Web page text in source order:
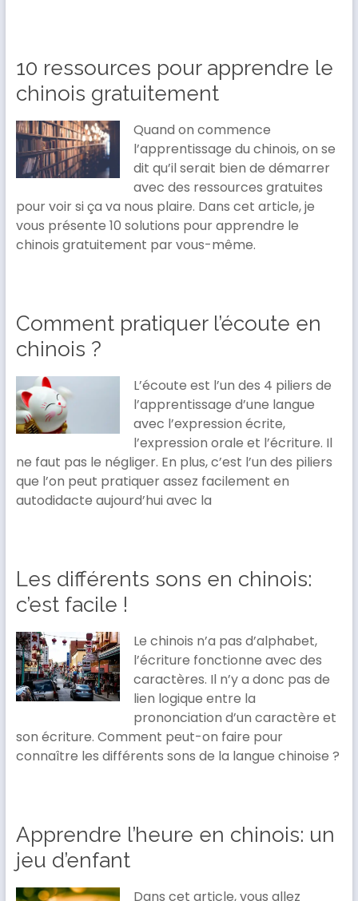
10 ressources pour apprendre le
chinois gratuitement
Quand on commence
l’apprentissage du chinois, on se
dit qu’il serait bien de démarrer
avec des ressources gratuites
pour voir si ça va nous plaire. Dans cet article, je
vous présente 10 solutions pour apprendre le
chinois gratuitement par vous-même.
Comment pratiquer l’écoute en
chinois ?
L’écoute est l’un des 4 piliers de
l’apprentissage d’une langue
avec l’expression écrite,
l’expression orale et l’écriture. Il
ne faut pas le négliger. En plus, c’est l’un des piliers
que l’on peut pratiquer assez facilement en
autodidacte aujourd’hui avec la
Les différents sons en chinois:
c’est facile !
Le chinois n’a pas d’alphabet,
l’écriture fonctionne avec des
caractères. Il n’y a donc pas de
lien logique entre la
prononciation d’un caractère et
son écriture. Comment peut-on faire pour
connaître les différents sons de la langue chinoise ?
Apprendre l’heure en chinois: un
jeu d’enfant
Dans cet article, vous allez